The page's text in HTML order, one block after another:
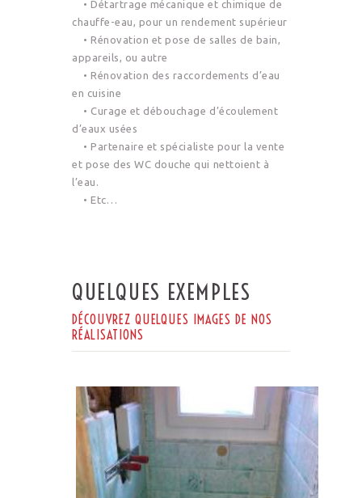
• Détartrage mécanique et chimique de
chauffe-eau, pour un rendement supérieur
• Rénovation et pose de salles de bain,
appareils, ou autre
• Rénovation des raccordements d’eau
en cuisine
• Curage et débouchage d’écoulement
d’eaux usées
• Partenaire et spécialiste pour la vente
et pose des WC douche qui nettoient à
l’eau.
• Etc…
QUELQUES EXEMPLES
DÉCOUVREZ QUELQUES IMAGES DE NOS
RÉALISATIONS